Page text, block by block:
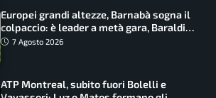
Europei grandi altezze, Barnabà sogna il
colpaccio: è leader a metà gara, Baraldi
ancora in corsa
7 Agosto 2026
ATP Montreal, subito fuori Bolelli e